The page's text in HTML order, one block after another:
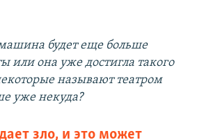
будет еще больше
или она уже достигла такого
называют театром
уже некуда?
зло, и это может